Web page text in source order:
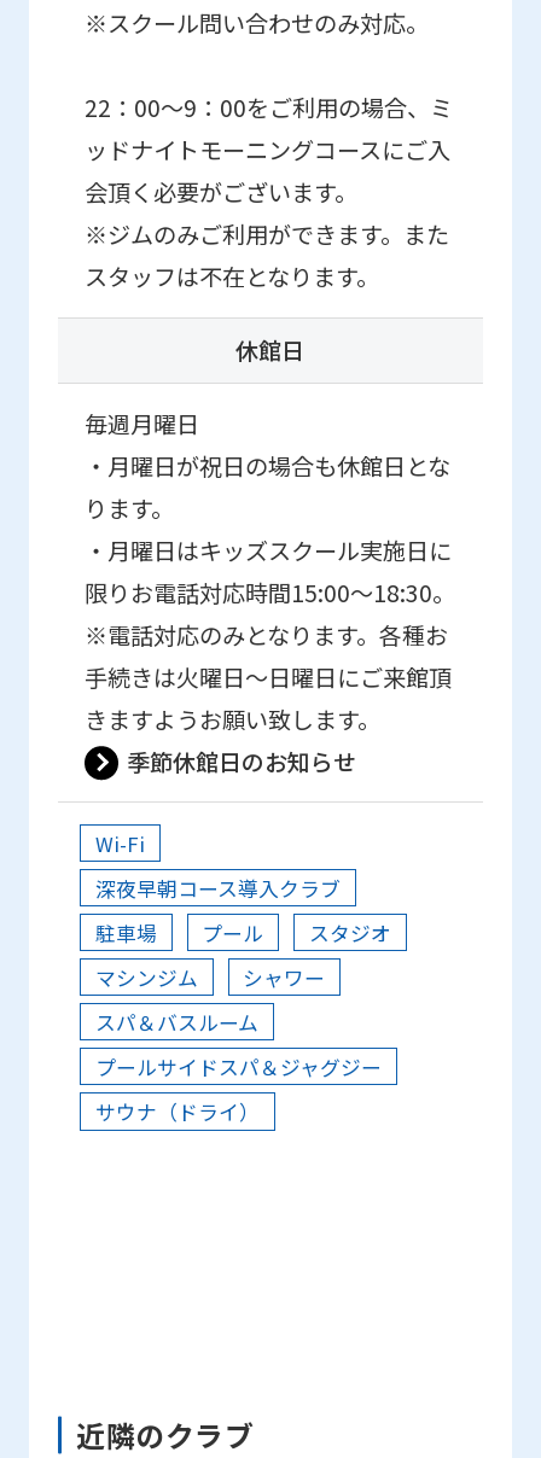
※スクール問い合わせのみ対応。
22：00～9：00をご利用の場合、ミ
ッドナイトモーニングコースにご入
会頂く必要がございます。
※ジムのみご利用ができます。また
スタッフは不在となります。
休館日
毎週月曜日
・月曜日が祝日の場合も休館日とな
ります。
・月曜日はキッズスクール実施日に
限りお電話対応時間15:00〜18:30。
※電話対応のみとなります。各種お
手続きは火曜日～日曜日にご来館頂
きますようお願い致します。
季節休館日のお知らせ
Wi-Fi
深夜早朝コース導入クラブ
駐車場
プール
スタジオ
マシンジム
シャワー
スパ＆バスルーム
プールサイドスパ＆ジャグジー
サウナ（ドライ）
近隣のクラブ